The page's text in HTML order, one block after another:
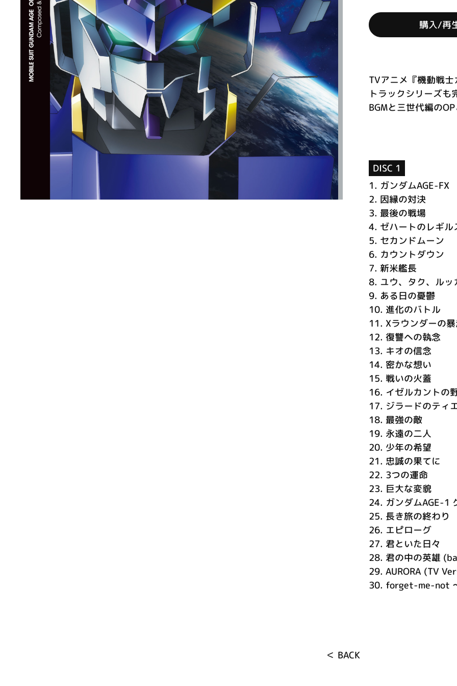
購入/再
TVアニメ『機動戦
トラックシリーズ
BGMと三世代編の
DISC 1
1. ガンダムAGE-FX
2. 因縁の対決
3. 最後の戦場
4. ゼハートのレギル
5. セカンドムーン
6. カウントダウン
7. 新米艦長
8. ユウ、タク、ルッ
9. ある日の憂鬱
10. 進化のバトル
11. Xラウンダーの
12. 復讐への執念
13. キオの信念
14. 密かな想い
15. 戦いの火蓋
16. イゼルカントの
17. ジラードのティ
18. 最強の敵
19. 永遠の二人
20. 少年の希望
21. 忠誠の果てに
22. 3つの運命
23. 巨大な変貌
24. ガンダムAGE-1
25. 長き旅の終わり
26. エピローグ
27. 君といた日々
28. 君の中の英雄
29. AURORA (TV
30. forget-me-not
＜ BACK